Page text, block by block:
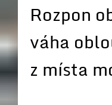
Rozpon
váha
z místa